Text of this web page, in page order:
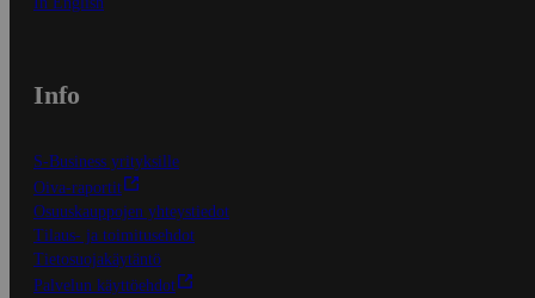
Info
S-Business yrityksille
Oiva-raportit
Osuuskauppojen yhteystiedot
Tilaus- ja toimitusehdot
Tietosuojakäytäntö
Palvelun käyttöehdot